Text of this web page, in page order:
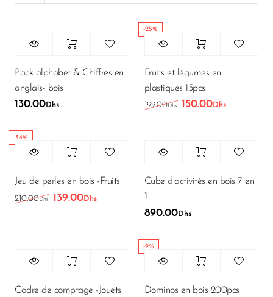
Pack alphabet & Chiffres en
anglais- bois
130.00Dhs
-25%
Fruits et légumes en
plastiques 15pcs
199.00Dhs Le prix initial était :
150.00Dhs
-34%
Jeu de perles en bois -Fruits
210.00 Dhs Le prix initial était : 210.00Dhs.
139.00Dhs Le prix actuel est : 139.00Dhs.
Cube d’activités en bois 7 en
1
890.00Dhs
Cadre de comptage -Jouets
-9%
Dominos en bois 200pcs